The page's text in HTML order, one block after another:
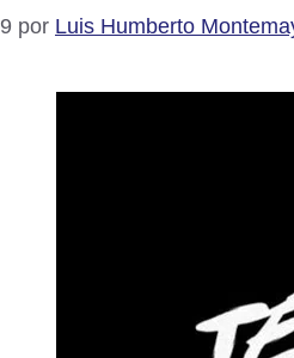
por Luis Humberto